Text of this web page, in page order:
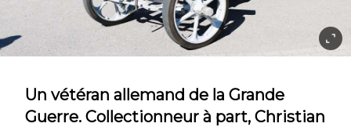
Un vétéran allemand de la Grande
Guerre. Collectionneur à part, Christian